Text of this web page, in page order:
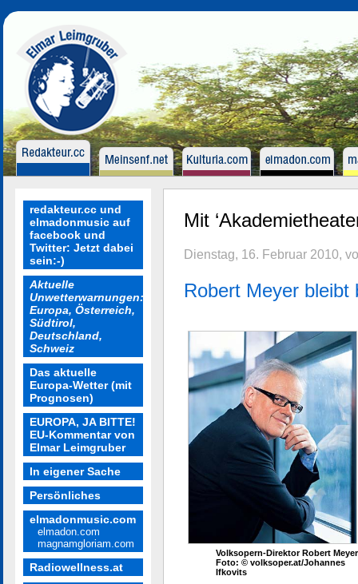
redakteur.cc und
elmadonmusic auf
facebook und
Twitter: Jetzt dabei
sein:-)
Aktuelle
Unwetterwarnungen:
Europa, Österreich,
Südtirol,
Deutschland,
Schweiz
Das aktuelle
Europa-Wetter (mit
Prognosen)
EUROPA, JA BITTE!
EU-Kommentar von
Elmar Leimgruber
In eigener Sache
Persönliches
elmadonmusic.com
elmadon.com
magnamgloriam.com
Radiowellness.at
Mit
Dienstag, 16. Februar 2010,
Robert Meyer bleibt
Volksopern-Direktor Robert Meyer
Foto: © volksoper.at/Johannes
Ifkovits